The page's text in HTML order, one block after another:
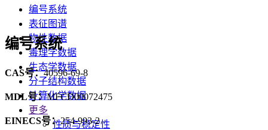
编号系统
表征图谱
物性数据
毒理学数据
生态学数据
分子结构数据
计算化学数据
更多
性质与稳定性
编号系统
CAS号：40596-69-8
MDL号：MFCD00072475
EINECS号：254-993-2